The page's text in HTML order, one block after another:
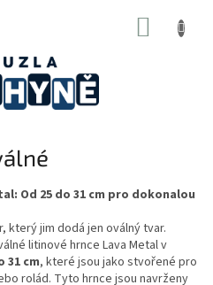
Od 25 do 31 cm pro dokonalou
jim dodá jen oválný tvar.
litinové hrnce Lava Metal v
31 cm, které jsou jako stvořené pro
rolád. Tyto hrnce jsou navrženy